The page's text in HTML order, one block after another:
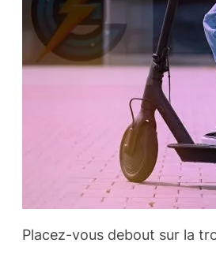
Placez-vous debout sur la